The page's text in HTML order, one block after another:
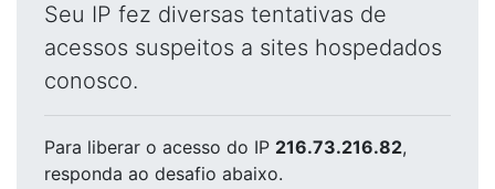
Seu IP fez diversas tentativas de
acessos suspeitos a sites hospedados
conosco.
Para liberar o acesso do IP 216.73.216.82,
responda ao desafio abaixo.